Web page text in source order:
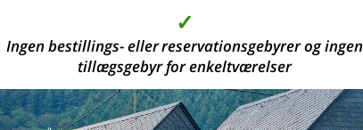
✓
2000 moderne hotelværelser, i de smukkeste
ferieområder
✓
Ingen bestillings- eller reservationsgebyrer og ingen
tillægsgebyr for enkeltværelser
✓
Høj kvalitet til den bedste pris
✓
Depositum er ikke påkrævet